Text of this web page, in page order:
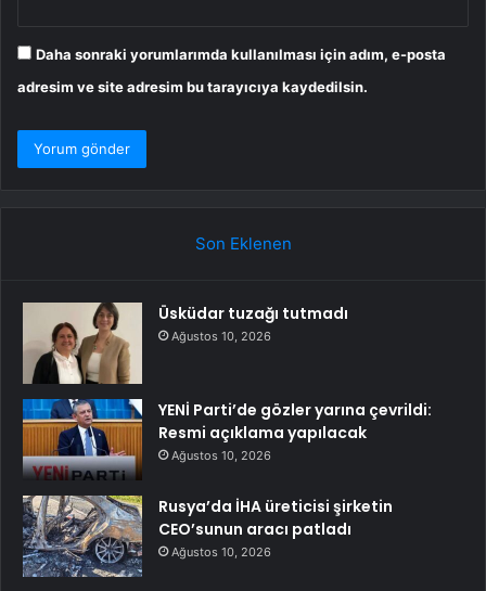
Daha sonraki yorumlarımda kullanılması için adım, e-posta
adresim ve site adresim bu tarayıcıya kaydedilsin.
Son Eklenen
Üsküdar tuzağı tutmadı
Ağustos 10, 2026
YENİ Parti’de gözler yarına çevrildi:
Resmi açıklama yapılacak
Ağustos 10, 2026
Rusya’da İHA üreticisi şirketin
CEO’sunun aracı patladı
Ağustos 10, 2026